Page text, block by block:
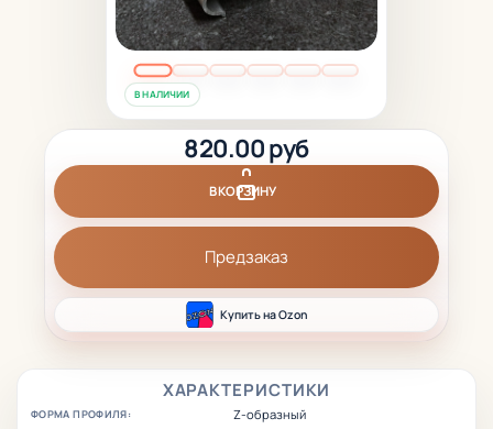
В НАЛИЧИИ
ХАРАКТЕРИСТИКИ
ФОРМА ПРОФИЛЯ: Z-образный
820.00 руб
В КОРЗИНУ
Предзаказ
Купить на Ozon